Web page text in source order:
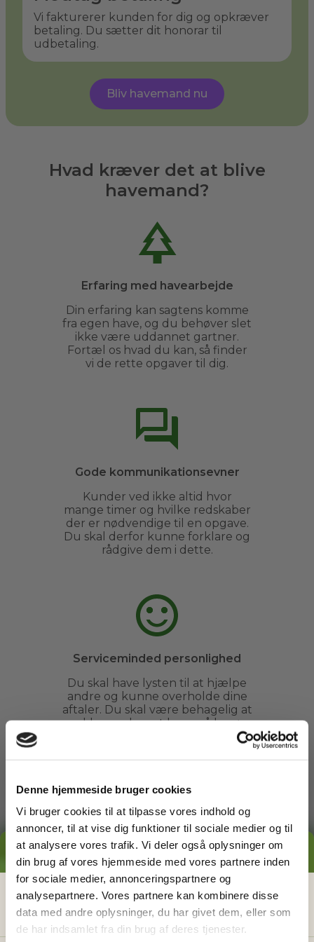
Denne hjemmeside bruger cookies
Vi bruger cookies til at tilpasse vores indhold og
annoncer, til at vise dig funktioner til sociale medier og til
at analysere vores trafik. Vi deler også oplysninger om
din brug af vores hjemmeside med vores partnere inden
for sociale medier, annonceringspartnere og
analysepartnere. Vores partnere kan kombinere disse
data med andre oplysninger, du har givet dem, eller som
de har indsamlet fra din brug af deres tjenester.
Vi fakturerer kunden for dig og opkræver
betaling. Du sætter dit honorar til
udbetaling.
Bliv havemand nu
Hvad kræver det at blive
havemand?
Erfaring med havearbejde
Din erfaring kan sagtens komme
fra egen have, og du behøver slet
ikke være uddannet gartner.
Fortæl os hvad du kan, så finder
vi de rette opgaver til dig.
Gode kommunikationsevner
Kunder ved ikke altid hvor
mange timer og hvilke redskaber
der er nødvendige til en opgave.
Du skal derfor kunne forklare og
rådgive dem i dette.
Serviceminded personlighed
Du skal have lysten til at hjælpe
andre og kunne overholde dine
aftaler. Du skal være behagelig at
snakke med og at have på besøg.
Ren straffeattest
Vi garanterer, at alle vores
havemænd har ren straffeattest,
så vores kunder altid kan føle sig
helt trygge ved at få besøg fra Go
Go Garden i haven.
GRATIS PRISESTIMAT
Hvad koster detegentligat få
hjælp i haven?